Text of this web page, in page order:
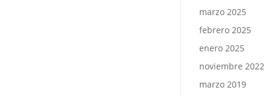
marzo 2025
febrero 2025
enero 2025
noviembre 2022
marzo 2019